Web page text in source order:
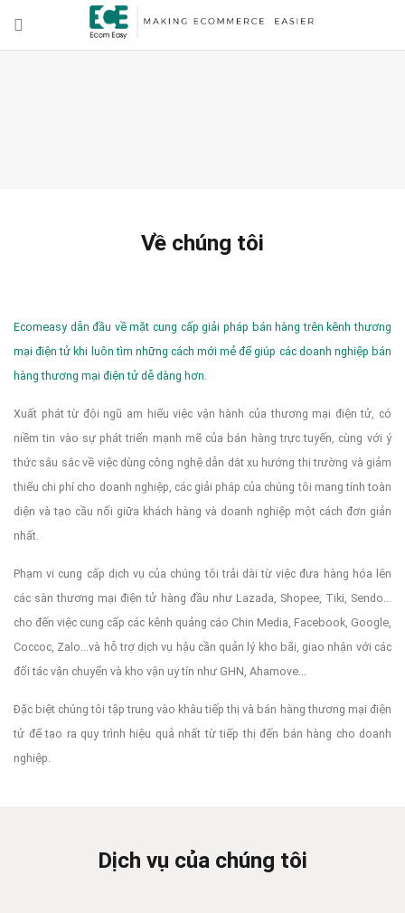
Về chúng tôi
Ecomeasy dẫn đầu về mặt cung cấp giải pháp bán hàng trên kênh thương
mại điện tử khi luôn tìm những cách mới mẻ để giúp các doanh nghiệp bán
hàng thương mại điện tử dễ dàng hơn.
Xuất phát từ đội ngũ am hiểu việc vận hành của thương mại điện tử, có
niềm tin vào sự phát triển mạnh mẽ của bán hàng trực tuyến, cùng với ý
thức sâu sắc về việc dùng công nghệ dẫn dắt xu hướng thị trường và giảm
thiểu chi phí cho doanh nghiệp, các giải pháp của chúng tôi mang tính toàn
diện và tạo cầu nối giữa khách hàng và doanh nghiệp một cách đơn giản
nhất.
Phạm vi cung cấp dịch vụ của chúng tôi trải dài từ việc đưa hàng hóa lên
các sàn thương mại điện tử hàng đầu như Lazada, Shopee, Tiki, Sendo...
cho đến việc cung cấp các kênh quảng cáo Chin Media, Facebook, Google,
Coccoc, Zalo...và hỗ trợ dịch vụ hậu cần quản lý kho bãi, giao nhận với các
đối tác vận chuyển và kho vận uy tín như GHN, Ahamove...
Đặc biệt chúng tôi tập trung vào khâu tiếp thị và bán hàng thương mại điện
tử để tạo ra quy trình hiệu quả nhất từ tiếp thị đến bán hàng cho doanh
nghiệp.
Dịch vụ của chúng tôi